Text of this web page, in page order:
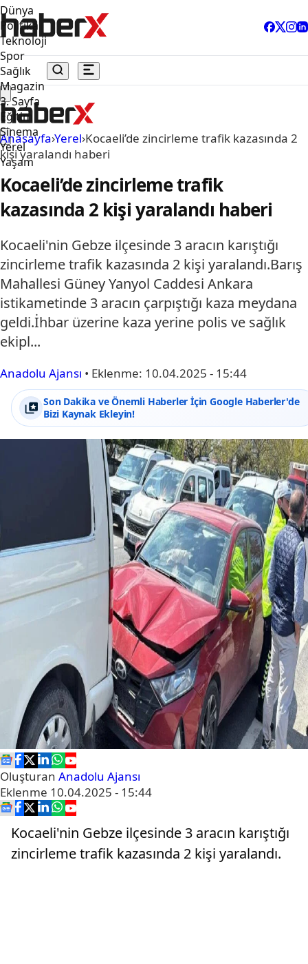
Dünya
Politika
Teknoloji
Spor
Sağlık
Magazin
3. Sayfa
Eğitim
Sinema
Yerel
Yaşam
Anasayfa›Yerel›Kocaeli’de zincirleme trafik kazasında 2
kişi yaralandı haberi
Kocaeli’de zincirleme trafik
kazasında 2 kişi yaralandı haberi
Kocaeli'nin Gebze ilçesinde 3 aracın karıştığı
zincirleme trafik kazasında 2 kişi yaralandı.Barış
Mahallesi Güney Yanyol Caddesi Ankara
istikametinde 3 aracın çarpıştığı kaza meydana
geldi.İhbar üzerine kaza yerine polis ve sağlık
ekipl...
Anadolu Ajansı • Eklenme: 10.04.2025 - 15:44
Son Dakika ve Önemli Haberler İçin Google Haberler'de
Bizi Kaynak Ekleyin!
Oluşturan Anadolu Ajansı
Eklenme 10.04.2025 - 15:44
Kocaeli'nin Gebze ilçesinde 3 aracın karıştığı
zincirleme trafik kazasında 2 kişi yaralandı.